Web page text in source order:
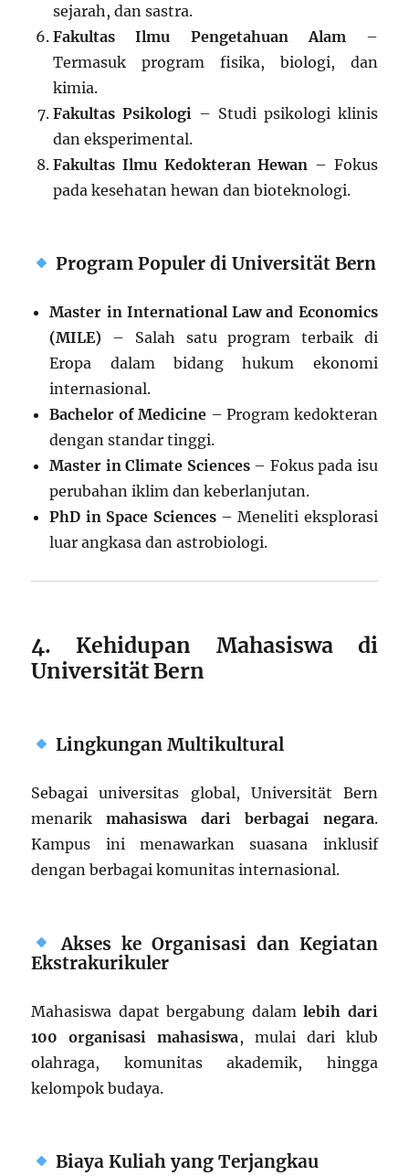
sejarah, dan sastra.
Fakultas Ilmu Pengetahuan Alam–
Termasuk program fisika, biologi, dan
kimia.
Fakultas Psikologi – Studi psikologi klinis
dan eksperimental.
Fakultas Ilmu Kedokteran Hewan – Fokus
pada kesehatan hewan dan bioteknologi.
Program Populer di Universität Bern
Master in International Law and Economics
(MILE) – Salah satu program terbaik di
Eropa dalam bidang hukum ekonomi
internasional.
Bachelor of Medicine – Program kedokteran
dengan standar tinggi.
Master in Climate Sciences– Fokus pada isu
perubahan iklim dan keberlanjutan.
PhD in Space Sciences– Meneliti eksplorasi
luar angkasa dan astrobiologi.
4. Kehidupan Mahasiswa di
Universität Bern
Lingkungan Multikultural
Sebagai universitas global, Universität Bern
menarikmahasiswa dari berbagai negara.
Kampus ini menawarkan suasana inklusif
dengan berbagai komunitas internasional.
Akses ke Organisasi dan Kegiatan
Ekstrakurikuler
Mahasiswa dapat bergabung dalamlebih dari
100 organisasi mahasiswa , mulai dari klub
olahraga, komunitas akademik, hingga
kelompok budaya.
Biaya Kuliah yang Terjangkau